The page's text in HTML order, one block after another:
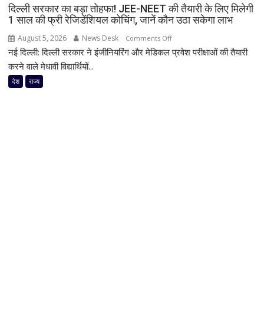
को
सर्वोत्तम
जीवन
पदक
दिल्ली सरकार का बड़ा तोहफा! JEE-NEET की तैयारी के लिए मिलेगी
1 साल की फ्री रेजिडेंशियल कोचिंग, जानें कौन उठा सकेगा लाभ
August 5, 2026 News Desk Comments Offon
दिल्ली
नई दिल्ली: दिल्ली सरकार ने इंजीनियरिंग और मेडिकल प्रवेश परीक्षाओं की तैयारी
करने वाले मेधावी विद्यार्थियों...
देश राज्य